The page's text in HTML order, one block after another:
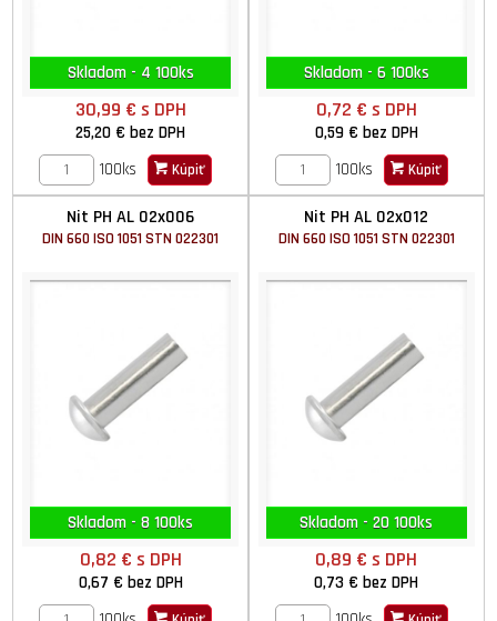
Skladom - 4 100ks
30,99 € s DPH
25,20 €bez DPH
100ks
Kúpiť
Skladom - 6 100ks
0,72 € s DPH
0,59 € bez DPH
100ks
Kúpiť
Nit PH AL 02x006
DIN 660 ISO 1051 STN 022301
Skladom - 8 100ks
0,82 € s DPH
0,67 € bez DPH
Nit PH AL 02x012
DIN 660 ISO 1051 STN 022301
Skladom - 20 100ks
0,89 €s DPH
0,73 €bez DPH